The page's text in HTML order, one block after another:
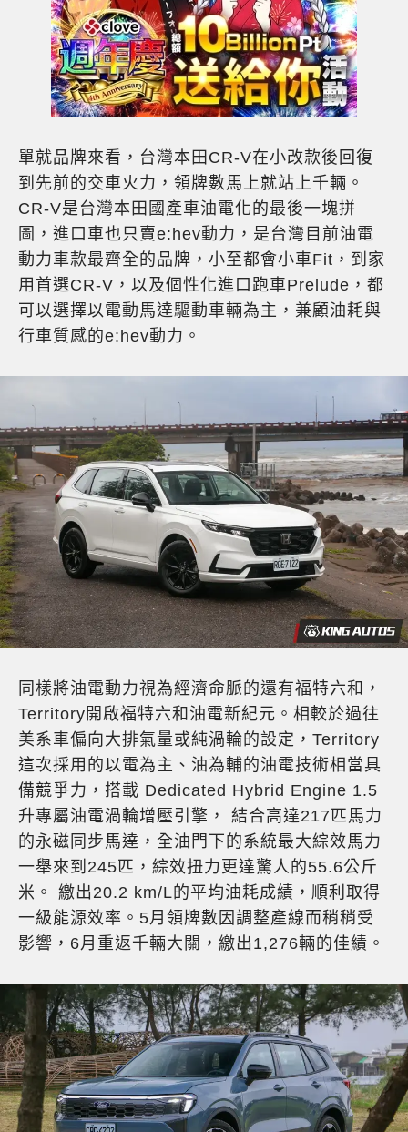
單就品牌來看，台灣本田CR-V在小改款後回復
到先前的交車火力，領牌數馬上就站上千輛。
CR-V是台灣本田國產車油電化的最後一塊拼
圖，進口車也只賣e:hev動力，是台灣目前油電
動力車款最齊全的品牌，小至都會小車Fit，到家
用首選CR-V，以及個性化進口跑車Prelude，都
可以選擇以電動馬達驅動車輛為主，兼顧油耗與
行車質感的e:hev動力。
同樣將油電動力視為經濟命脈的還有福特六和，
Territory開啟福特六和油電新紀元。相較於過往
美系車偏向大排氣量或純渦輪的設定，Territory
這次採用的以電為主、油為輔的油電技術相當具
備競爭力，搭載 Dedicated Hybrid Engine 1.5
升專屬油電渦輪增壓引擎， 結合高達217匹馬力
的永磁同步馬達，全油門下的系統最大綜效馬力
一舉來到245匹，綜效扭力更達驚人的55.6公斤
米。 繳出20.2 km/L的平均油耗成績，順利取得
一級能源效率。5月領牌數因調整產線而稍稍受
影響，6月重返千輛大關，繳出1,276輛的佳績。